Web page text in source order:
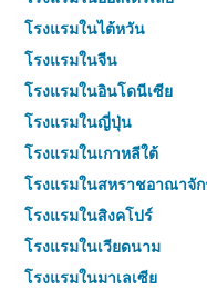
โรงแรมในไต้หวัน
โรงแรมในจีน
โรงแรมในอินโดนีเซีย
โรงแรมในญี่ปุ่น
โรงแรมในเกาหลีใต้
โรงแรมในสหราชอาณาจั
โรงแรมในสิงคโปร์
โรงแรมในเวียดนาม
โรงแรมในมาเลเซีย